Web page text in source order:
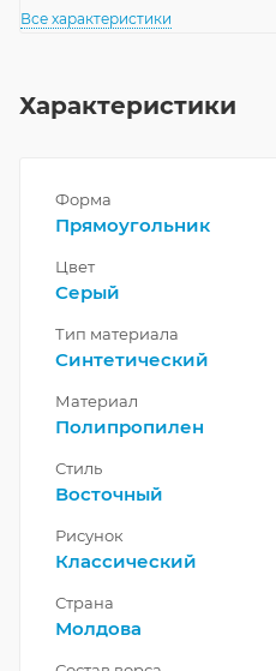
Все характеристики
Характеристики
Форма
Прямоугольник
Цвет
Серый
Тип материала
Синтетический
Материал
Полипропилен
Стиль
Восточный
Рисунок
Классический
Страна
Молдова